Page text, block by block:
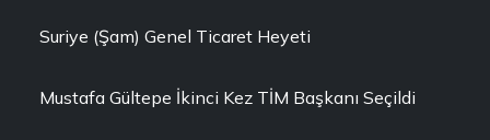
Suriye (Şam) Genel Ticaret Heyeti
Mustafa Gültepe İkinci Kez TİM Başkanı Seçildi